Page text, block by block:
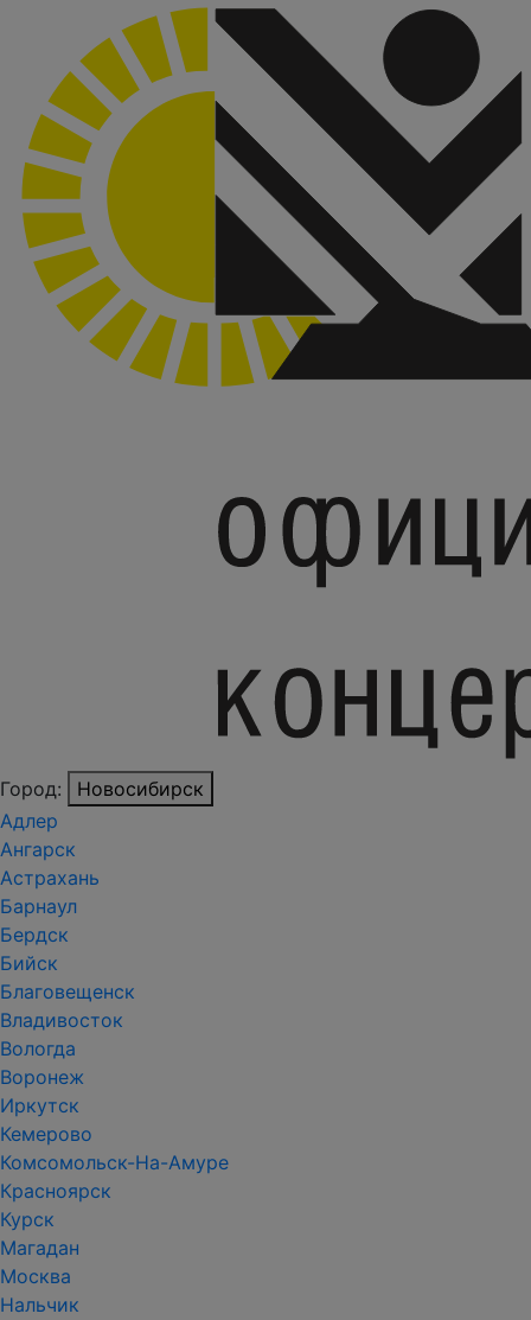
Город:
Новосибирск
Адлер
Ангарск
Астрахань
Барнаул
Бердск
Бийск
Благовещенск
Владивосток
Вологда
Воронеж
Иркутск
Кемерово
Комсомольск-На-Амуре
Красноярск
Курск
Магадан
Москва
Нальчик